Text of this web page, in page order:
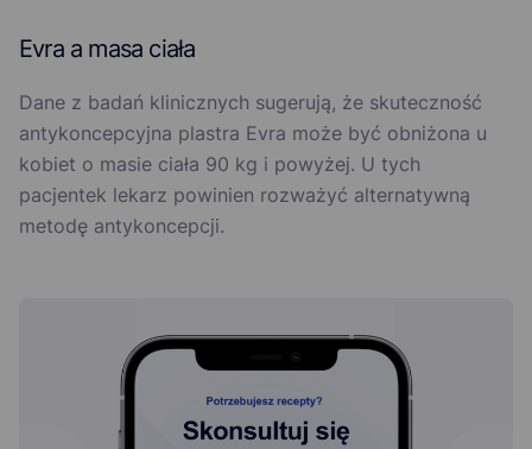
Evra a masa ciała
Dane z badań klinicznych sugerują, że skuteczność
antykoncepcyjna plastra Evra może być obniżona u
kobiet o masie ciała 90 kg i powyżej. U tych
pacjentek lekarz powinien rozważyć alternatywną
metodę antykoncepcji.